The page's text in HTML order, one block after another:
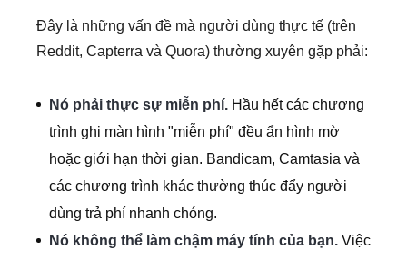
Đây là những vấn đề mà người dùng thực tế (trên
Reddit, Capterra và Quora) thường xuyên gặp phải:
Nó phải thực sự miễn phí. Hầu hết các chương
trình ghi màn hình "miễn phí" đều ẩn hình mờ
hoặc giới hạn thời gian. Bandicam, Camtasia và
các chương trình khác thường thúc đẩy người
dùng trả phí nhanh chóng.
Nó không thể làm chậm máy tính của bạn. Việc